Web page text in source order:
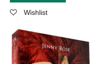
Wishlist